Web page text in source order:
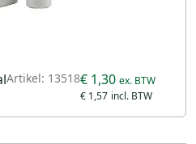
Artikel: 13518
€ 1,57
€ 1,30